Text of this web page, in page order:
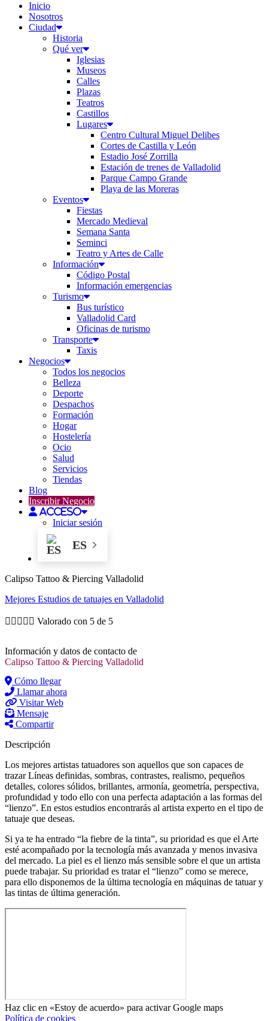
Inicio
Nosotros
Ciudad
Historia
Qué ver
Iglesias
Museos
Calles
Plazas
Teatros
Castillos
Lugares
Centro Cultural Miguel Delibes
Cortes de Castilla y León
Estadio José Zorrilla
Estación de trenes de Valladolid
Parque Campo Grande
Playa de las Moreras
Eventos
Fiestas
Mercado Medieval
Semana Santa
Seminci
Teatro y Artes de Calle
Información
Código Postal
Información emergencias
Turismo
Bus turístico
Valladolid Card
Oficinas de turismo
Transporte
Taxis
Negocios
Todos los negocios
Belleza
Deporte
Despachos
Formación
Hogar
Hostelería
Ocio
Salud
Servicios
Tiendas
Blog
Inscribir Negocio
Acceso
Iniciar sesión
ES
Calipso Tattoo & Piercing Valladolid
Mejores Estudios de tatuajes en Valladolid
     Valorado con 5 de 5
Información y datos de contacto de
Calipso Tattoo & Piercing Valladolid
Cómo llegar
Llamar ahora
Visitar Web
Mensaje
Compartir
Descripción
Los mejores artistas tatuadores son aquellos que son capaces de
trazar Líneas definidas, sombras, contrastes, realismo, pequeños
detalles, colores sólidos, brillantes, armonía, geometría, perspectiva,
profundidad y todo ello con una perfecta adaptación a las formas del
“lienzo”. En estos estudios encontrarás al artista experto en el tipo de
tatuaje que deseas.
Si ya te ha entrado “la fiebre de la tinta”, su prioridad es que el Arte
esté acompañado por la tecnología más avanzada y menos invasiva
del mercado. La piel es el lienzo más sensible sobre el que un artista
puede trabajar. Su prioridad es tratar el “lienzo” como se merece,
para ello disponemos de la última tecnología en máquinas de tatuar y
las tintas de última generación.
Haz clic en «Estoy de acuerdo» para activar Google maps
Política de cookies